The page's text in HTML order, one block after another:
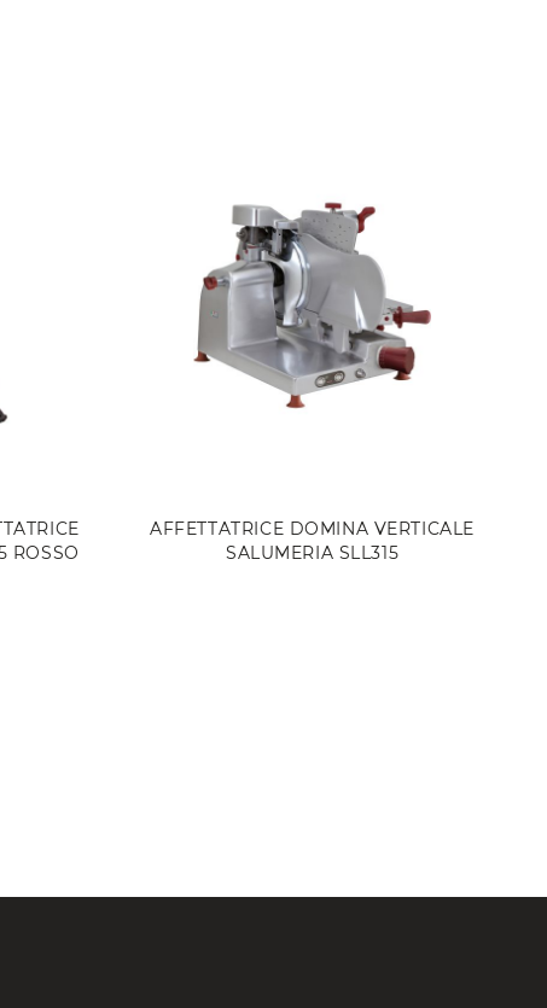
ROSSO
AFFETTATRICE DOMINA VERTICALE
SALUMERIA SLL315